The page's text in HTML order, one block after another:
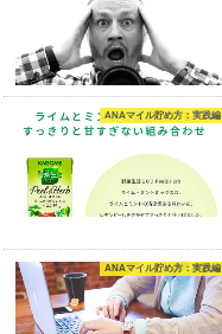
ANAマイル貯め方：実践編
ANAマイル貯め方：実践編